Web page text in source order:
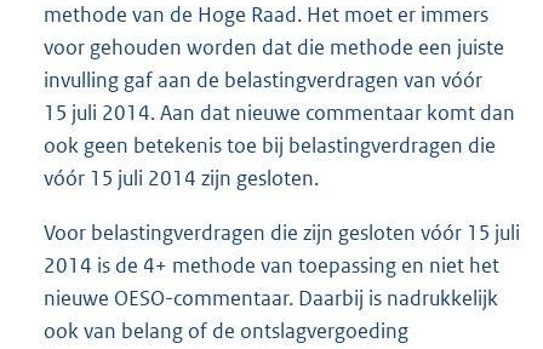
methode van de Hoge Raad. Het moet er immers
voor gehouden worden dat die methode een juiste
invulling gaf aan de belastingverdragen van vóór
15 juli 2014. Aan dat nieuwe commentaar komt dan
ook geen betekenis toe bij belastingverdragen die
vóór 15 juli 2014 zijn gesloten.
Voor belastingverdragen die zijn gesloten vóór 15 juli
2014 is de 4+ methode van toepassing en niet het
nieuwe OESO-commentaar. Daarbij is nadrukkelijk
ook van belang of de ontslagvergoeding